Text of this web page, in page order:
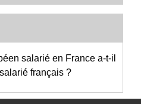
salarié en France a-t-il
français ?